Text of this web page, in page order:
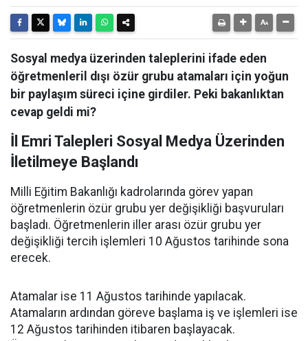
Sosyal medya üzerinden taleplerini ifade eden
öğretmenleril dışı özür grubu atamaları için yoğun
bir paylaşım süreci içine girdiler. Peki bakanlıktan
cevap geldi mi?
İl Emri Talepleri Sosyal Medya Üzerinden
İletilmeye Başlandı
Milli Eğitim Bakanlığı kadrolarında görev yapan
öğretmenlerin özür grubu yer değişikliği başvuruları
başladı. Öğretmenlerin iller arası özür grubu yer
değişikliği tercih işlemleri 10 Ağustos tarihinde sona
erecek.
Atamalar ise 11 Ağustos tarihinde yapılacak.
Atamaların ardından göreve başlama iş ve işlemleri ise
12 Ağustos tarihinden itibaren başlayacak.